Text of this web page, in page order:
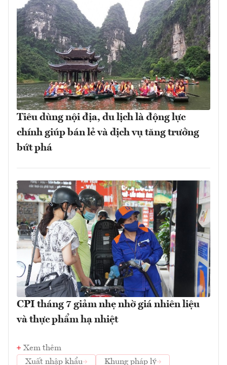
Tiêu dùng nội địa, du lịch là động lực
chính giúp bán lẻ và dịch vụ tăng trưởng
bứt phá
CPI tháng 7 giảm nhẹ nhờ giá nhiên liệu
và thực phẩm hạ nhiệt
Xem thêm
Xuất nhập khẩu
Khung pháp lý